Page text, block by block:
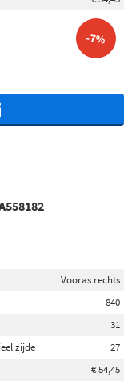
-7%
Vooras rechts
840
31
zijde
27
€ 54,45